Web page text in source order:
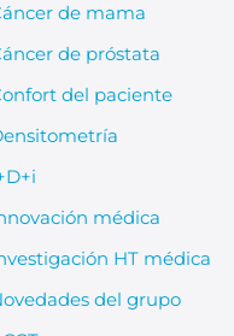
de mama
de próstata
del paciente
médica
HT médica
del grupo